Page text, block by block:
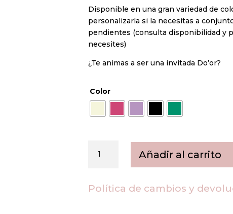
Disponible en una gran variedad de
personalizarla si la necesitas a
pendientes (consulta disponibilidad y
necesites)
¿Te animas a ser una invitada Do’or?
Color
invitada
cantidad
Añadir al carrito
Política de cambios y